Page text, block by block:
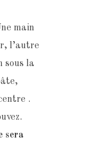
main
l’autre
sous la
.
sera